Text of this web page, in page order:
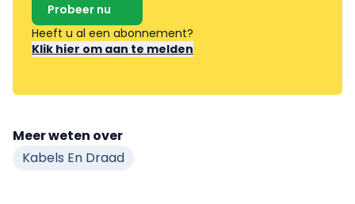
Probeer nu
Heeft u al een abonnement?
Klik hier om aan te melden
Meer weten over
Kabels En Draad